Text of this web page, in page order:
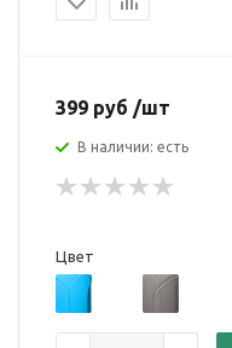
399 руб /шт
В наличии: есть
Цвет